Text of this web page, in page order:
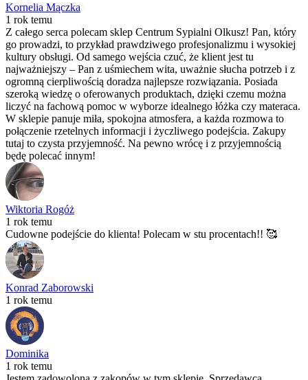
Kornelia Mączka
1 rok temu
Z całego serca polecam sklep Centrum Sypialni Olkusz! Pan, który
go prowadzi, to przykład prawdziwego profesjonalizmu i wysokiej
kultury obsługi. Od samego wejścia czuć, że klient jest tu
najważniejszy – Pan z uśmiechem wita, uważnie słucha potrzeb i z
ogromną cierpliwością doradza najlepsze rozwiązania. Posiada
szeroką wiedzę o oferowanych produktach, dzięki czemu można
liczyć na fachową pomoc w wyborze idealnego łóżka czy materaca.
W sklepie panuje miła, spokojna atmosfera, a każda rozmowa to
połączenie rzetelnych informacji i życzliwego podejścia. Zakupy
tutaj to czysta przyjemność. Na pewno wrócę i z przyjemnością
będę polecać innym!
Wiktoria Rogóż
1 rok temu
Cudowne podejście do klienta! Polecam w stu procentach!! 🥰
Konrad Zaborowski
1 rok temu
Dominika
1 rok temu